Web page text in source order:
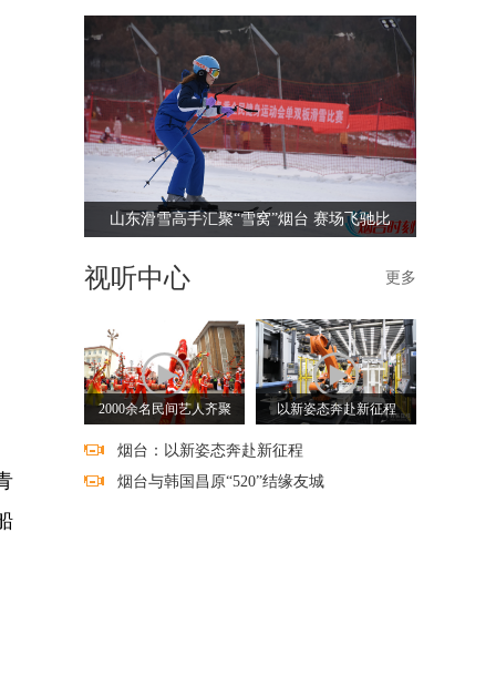
山东滑雪高手汇聚“雪窝”烟台 赛场飞驰比
视听中心 更多
2000余名民间艺人齐聚 以新姿态奔赴新征程
烟台：以新姿态奔赴新征程
烟台与韩国昌原“520”结缘友城